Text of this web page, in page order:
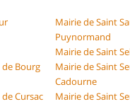
Mairie de Saint
Puynormand
Mairie de Saint
de Bourg
Mairie de Saint
Cadourne
Cursac
Mairie de Saint